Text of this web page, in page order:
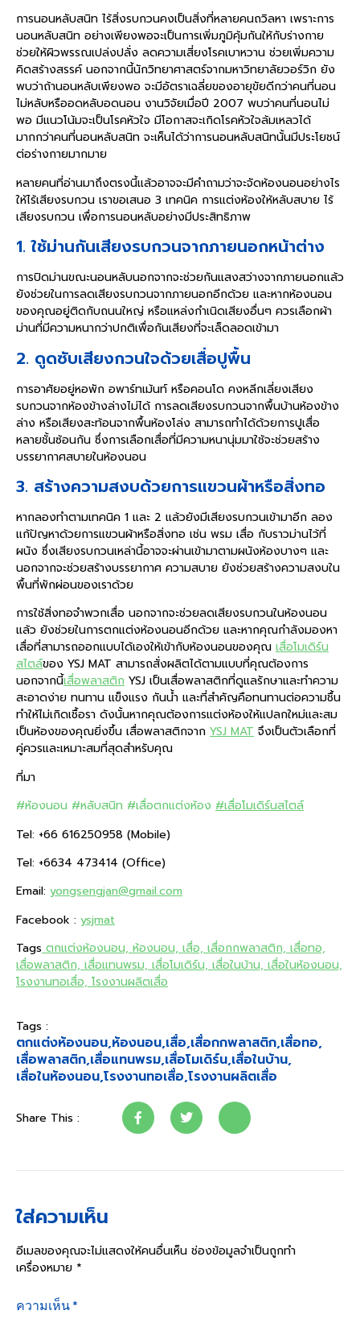
การนอนหลับสนิท ไร้สิ่งรบกวนคงเป็นสิ่งที่หลายคนถวิลหา เพราะการ
นอนหลับสนิท อย่างเพียงพอจะเป็นการเพิ่มภูมิคุ้มกันให้กับร่างกาย
ช่วยให้ผิวพรรณเปล่งปลั่ง ลดความเสี่ยงโรคเบาหวาน ช่วยเพิ่มความ
คิดสร้างสรรค์ นอกจากนี้นักวิทยาศาสตร์จากมหาวิทยาลัยวอร์วิก ยัง
พบว่าถ้านอนหลับเพียงพอ จะมีอัตราเฉลี่ยของอายุขัยดีกว่าคนที่นอน
ไม่หลับหรืออดหลับอดนอน งานวิจัยเมื่อปี 2007 พบว่าคนที่นอนไม่
พอ มีแนวโน้มจะเป็นโรคหัวใจ มีโอกาสจะเกิดโรคหัวใจล้มเหลวได้
มากกว่าคนที่นอนหลับสนิท จะเห็นได้ว่าการนอนหลับสนิทนั้นมีประโยชน์
ต่อร่างกายมากมาย
หลายคนที่อ่านมาถึงตรงนี้แล้วอาจจะมีคำถามว่าจะจัดห้องนอนอย่างไร
ให้ไร้เสียงรบกวน เราขอเสนอ 3 เทคนิค การแต่งห้องให้หลับสบาย ไร้
เสียงรบกวน เพื่อการนอนหลับอย่างมีประสิทธิภาพ
1. ใช้ม่านกันเสียงรบกวนจากภายนอกหน้าต่าง
การปิดม่านขณะนอนหลับนอกจากจะช่วยกันแสงสว่างจากภายนอกแล้ว
ยังช่วยในการลดเสียงรบกวนจากภายนอกอีกด้วย และหากห้องนอน
ของคุณอยู่ติดกับถนนใหญ่ หรือแหล่งกำเนิดเสียงอื่นๆ ควรเลือกผ้า
ม่านที่มีความหนากว่าปกติเพื่อกันเสียงที่จะเล็ดลอดเข้ามา
2. ดูดซับเสียงกวนใจด้วยเสื่อปูพื้น
การอาศัยอยู่หอพัก อพาร์ทเม้นท์ หรือคอนโด คงหลีกเลี่ยงเสียง
รบกวนจากห้องข้างล่างไม่ได้ การลดเสียงรบกวนจากพื้นบ้านห้องข้าง
ล่าง หรือเสียงสะท้อนจากพื้นห้องโล่ง สามารถทำได้ด้วยการปูเสื่อ
หลายชั้นซ้อนกัน ซึ่งการเลือกเสื่อที่มีความหนานุ่มมาใช้จะช่วยสร้าง
บรรยากาศสบายในห้องนอน
3. สร้างความสงบด้วยการแขวนผ้าหรือสิ่งทอ
หากลองทำตามเทคนิค 1 และ 2 แล้วยังมีเสียงรบกวนเข้ามาอีก ลอง
แก้ปัญหาด้วยการแขวนผ้าหรือสิ่งทอ เช่น พรม เสื่อ กับราวม่านไว้ที่
ผนัง ซึ่งเสียงรบกวนเหล่านี้อาจจะผ่านเข้ามาตามผนังห้องบางๆ และ
นอกจากจะช่วยสร้างบรรยากาศ ความสบาย ยังช่วยสร้างความสงบใน
พื้นที่พักผ่อนของเราด้วย
การใช้สิ่งทอจำพวกเสื่อ นอกจากจะช่วยลดเสียงรบกวนในห้องนอน
แล้ว ยังช่วยในการตกแต่งห้องนอนอีกด้วย และหากคุณกำลังมองหา
เสื่อที่สามารถออกแบบได้เองให้เข้ากับห้องนอนของคุณ เสื่อโมเดิร์น
สไตล์ของ YSJ MAT สามารถสั่งผลิตได้ตามแบบที่คุณต้องการ
นอกจากนี้เสื่อพลาสติก YSJ เป็นเสื่อพลาสติกที่ดูแลรักษาและทำความ
สะอาดง่าย ทนทาน แข็งแรง กันน้ำ และที่สำคัญคือทนทานต่อความชื้น
ทำให้ไม่เกิดเชื้อรา ดังนั้นหากคุณต้องการแต่งห้องให้แปลกใหม่และสม
เป็นห้องของคุณยิ่งขึ้น เสื่อพลาสติกจาก YSJ MAT จึงเป็นตัวเลือกที่
คู่ควรและเหมาะสมที่สุดสำหรับคุณ
ที่มา
#ห้องนอน #หลับสนิท #เสื่อตกแต่งห้อง #เสื่อโมเดิร์นสไตล์
Tel: +66 616250958 (Mobile)
Tel: +6634 473414 (Office)
Email: yongsengjan@gmail.com
Facebook : ysjmat
Tags ตกแต่งห้องนอน, ห้องนอน, เสื่อ, เสื่อกกพลาสติก, เสื่อทอ,
เสื่อพลาสติก, เสื่อแทนพรม, เสื่อโมเดิร์น, เสื่อในบ้าน, เสื่อในห้องนอน,
โรงงานทอเสื่อ, โรงงานผลิตเสื่อ
Tags :
ตกแต่งห้องนอน,ห้องนอน,เสื่อ,เสื่อกกพลาสติก,เสื่อทอ,
เสื่อพลาสติก,เสื่อแทนพรม,เสื่อโมเดิร์น,เสื่อในบ้าน,
เสื่อในห้องนอน,โรงงานทอเสื่อ,โรงงานผลิตเสื่อ
Share This :
ใส่ความเห็น
อีเมลของคุณจะไม่แสดงให้คนอื่นเห็น ช่องข้อมูลจำเป็นถูกทำ
เครื่องหมาย *
ความเห็น*